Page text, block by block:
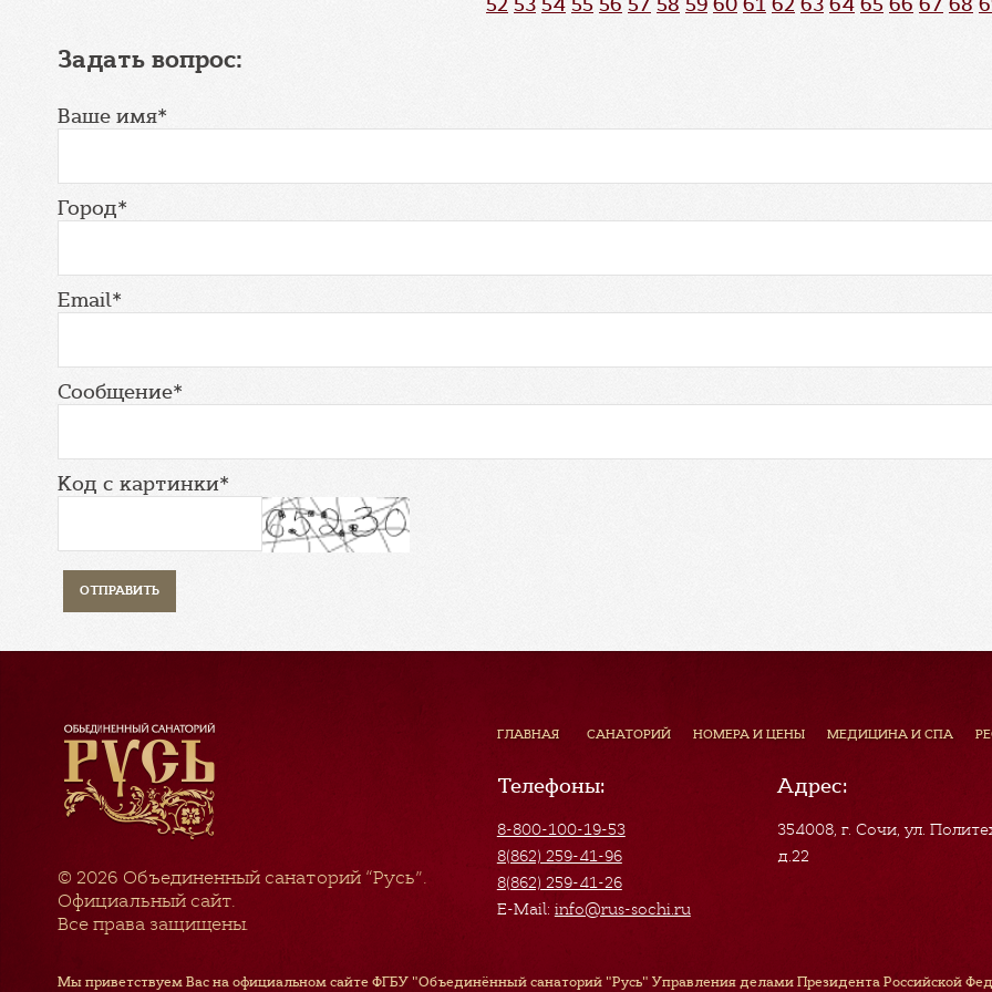
Задать вопрос:
Ваше имя*
Город*
Email*
Сообщение*
Код с картинки*
© 2026 Объединенный санаторий “Русь”.
Официальный сайт.
Все права защищены.
ГЛАВНАЯ САНАТОРИЙ НОМЕРА И ЦЕНЫ МЕДИЦИНА И СПА
Телефоны:
8-800-100-19-53
8(862) 259-41-96
8(862) 259-41-26
E-Mail: info@rus-sochi.ru
Адрес:
354008, г. Сочи,ул.
д.22
Мы приветствуем Вас на официальном сайте ФГБУ "Объединённый санаторий "Русь" Управления делами Президента Российской